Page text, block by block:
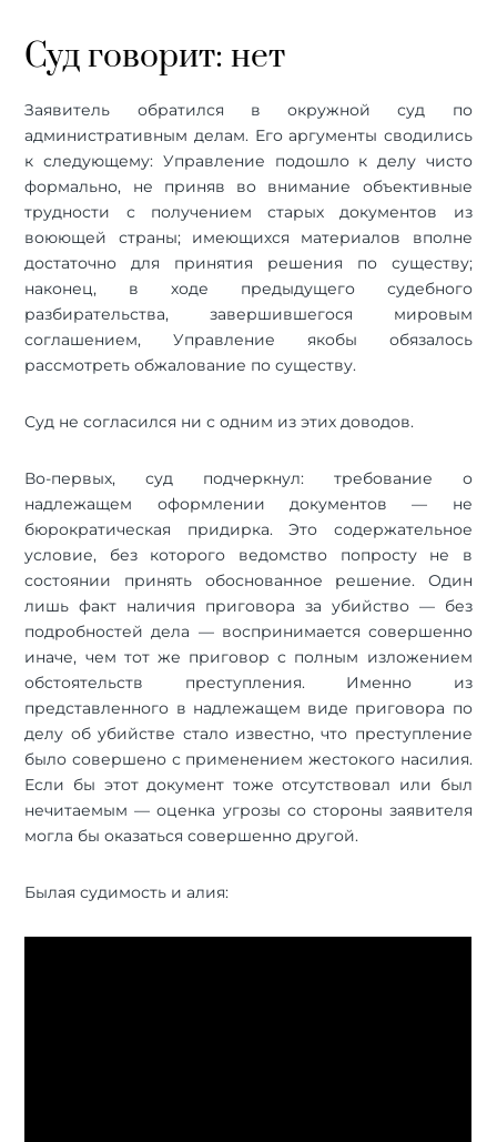
Суд говорит: нет
Заявитель обратился в окружной суд по
административным делам. Его аргументы сводились
к следующему: Управление подошло к делу чисто
формально, не приняв во внимание объективные
трудности с получением старых документов из
воюющей страны; имеющихся материалов вполне
достаточно для принятия решения по существу;
наконец, в ходе предыдущего судебного
разбирательства, завершившегося мировым
соглашением, Управление якобы обязалось
рассмотреть обжалование по существу.
Суд не согласился ни с одним из этих доводов.
Во-первых, суд подчеркнул: требование о
надлежащем оформлении документов — не
бюрократическая придирка. Это содержательное
условие, без которого ведомство попросту не в
состоянии принять обоснованное решение. Один
лишь факт наличия приговора за убийство — без
подробностей дела — воспринимается совершенно
иначе, чем тот же приговор с полным изложением
обстоятельств преступления. Именно из
представленного в надлежащем виде приговора по
делу об убийстве стало известно, что преступление
было совершено с применением жестокого насилия.
Если бы этот документ тоже отсутствовал или был
нечитаемым — оценка угрозы со стороны заявителя
могла бы оказаться совершенно другой.
Былая судимость и алия: